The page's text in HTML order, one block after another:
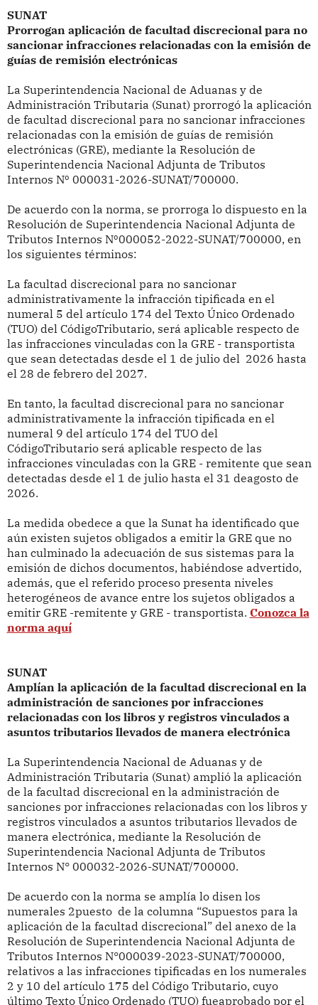
SUNAT
Prorrogan aplicación de facultad discrecional para no
sancionar infracciones relacionadas con la emisión de
guías de remisión electrónicas
La Superintendencia Nacional de Aduanas y de
Administración Tributaria (Sunat) prorrogó la aplicación
de facultad discrecional para no sancionar infracciones
relacionadas con la emisión de guías de remisión
electrónicas (GRE), mediante la Resolución de
Superintendencia Nacional Adjunta de Tributos
Internos Nº 000031-2026-SUNAT/700000.
De acuerdo con la norma, se prorroga lo dispuesto en la
Resolución de Superintendencia Nacional Adjunta de
Tributos Internos Nº000052-2022-SUNAT/700000, en
los siguientes términos:
La facultad discrecional para no sancionar
administrativamente la infracción tipificada en el
numeral 5 del artículo 174 del Texto Único Ordenado
(TUO) del CódigoTributario, será aplicable respecto de
las infracciones vinculadas con la GRE - transportista
que sean detectadas desde el 1 de julio del 2026 hasta
el 28 de febrero del 2027.
En tanto, la facultad discrecional para no sancionar
administrativamente la infracción tipificada en el
numeral 9 del artículo 174 del TUO del
CódigoTributario será aplicable respecto de las
infracciones vinculadas con la GRE - remitente que sean
detectadas desde el 1 de julio hasta el 31 deagosto de
2026.
La medida obedece a que la Sunat ha identificado que
aún existen sujetos obligados a emitir la GRE que no
han culminado la adecuación de sus sistemas para la
emisión de dichos documentos, habiéndose advertido,
además, que el referido proceso presenta niveles
heterogéneos de avance entre los sujetos obligados a
emitir GRE -remitente y GRE - transportista. Conozca la
norma aquí
SUNAT
Amplían la aplicación de la facultad discrecional en la
administración de sanciones por infracciones
relacionadas con los libros y registros vinculados a
asuntos tributarios llevados de manera electrónica
La Superintendencia Nacional de Aduanas y de
Administración Tributaria (Sunat) amplió la aplicación
de la facultad discrecional en la administración de
sanciones por infracciones relacionadas con los libros y
registros vinculados a asuntos tributarios llevados de
manera electrónica, mediante la Resolución de
Superintendencia Nacional Adjunta de Tributos
Internos N° 000032-2026-SUNAT/700000.
De acuerdo con la norma se amplía lo disen los
numerales 2puesto de la columna “Supuestos para la
aplicación de la facultad discrecional” del anexo de la
Resolución de Superintendencia Nacional Adjunta de
Tributos Internos N°000039-2023-SUNAT/700000,
relativos a las infracciones tipificadas en los numerales
2 y 10 del artículo 175 del Código Tributario, cuyo
último Texto Único Ordenado (TUO) fueaprobado por el